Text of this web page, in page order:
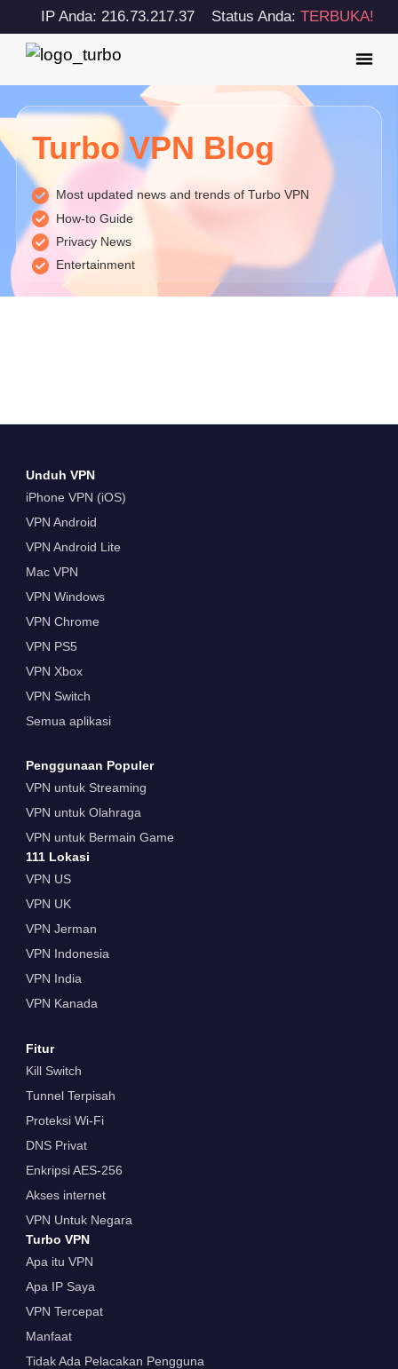
IP Anda: 216.73.217.37 Status Anda:TERBUKA!
Turbo VPN Blog
Most updated news and trends of Turbo VPN
How-to Guide
Privacy News
Entertainment
Unduh VPN
iPhone VPN (iOS)
VPN Android
VPN Android Lite
Mac VPN
VPN Windows
VPN Chrome
VPN PS5
VPN Xbox
VPN Switch
Semua aplikasi
Penggunaan Populer
VPN untuk Streaming
VPN untuk Olahraga
VPN untuk Bermain Game
111 Lokasi
VPN US
VPN UK
VPN Jerman
VPN Indonesia
VPN India
VPN Kanada
Fitur
Kill Switch
Tunnel Terpisah
Proteksi Wi-Fi
DNS Privat
Enkripsi AES-256
Akses internet
VPN Untuk Negara
Turbo VPN
Apa itu VPN
Apa IP Saya
VPN Tercepat
Manfaat
Tidak Ada Pelacakan Pengguna